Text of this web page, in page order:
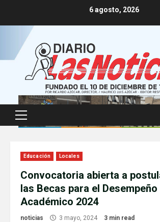
6 agosto, 2026
Primary
Menu
Educación Locales
Convocatoria abierta a
las Becas para el Desempeño
Académico 2024
noticias 3 mayo, 2024 3 min read